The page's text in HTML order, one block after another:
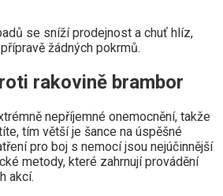
se sníží prodejnost a chuť hlíz,
žádných pokrmů.
rakovině brambor
nepříjemné onemocnění, takže
tím větší je šance na úspěšné
pro boj s nemocí jsou nejúčinnější
metody, které zahrnují provádění
akcí.